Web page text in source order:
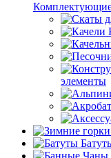
элементы